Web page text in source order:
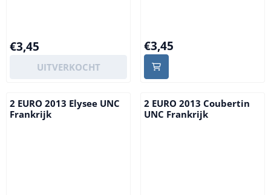
Prijs: 3,45
€3,45
UITVERKOCHT
Prijs: 3,45
€3,45
2 EURO 2013 Elysee UNC
Frankrijk
2 EURO 2013 Coubertin
UNC Frankrijk